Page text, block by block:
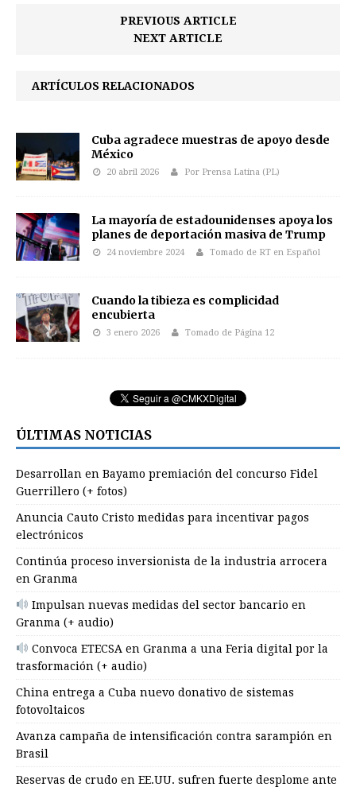
PREVIOUS ARTICLE
NEXT ARTICLE
ARTÍCULOS RELACIONADOS
Cuba agradece muestras de apoyo desde
México
20 abril 2026 Por Prensa Latina (PL)
La mayoría de estadounidenses apoya los
planes de deportación masiva de Trump
24 noviembre 2024 Tomado de RT en Español
Cuando la tibieza es complicidad
encubierta
3 enero 2026 Tomado de Página 12
ÚLTIMAS NOTICIAS
Desarrollan en Bayamo premiación del concurso Fidel
Guerrillero (+ fotos)
Anuncia Cauto Cristo medidas para incentivar pagos
electrónicos
Continúa proceso inversionista de la industria arrocera
en Granma
Impulsan nuevas medidas del sector bancario en
Granma (+ audio)
Convoca ETECSA en Granma a una Feria digital por la
trasformación (+ audio)
China entrega a Cuba nuevo donativo de sistemas
fotovoltaicos
Avanza campaña de intensificación contra sarampión en
Brasil
Reservas de crudo en EE.UU. sufren fuerte desplome ante